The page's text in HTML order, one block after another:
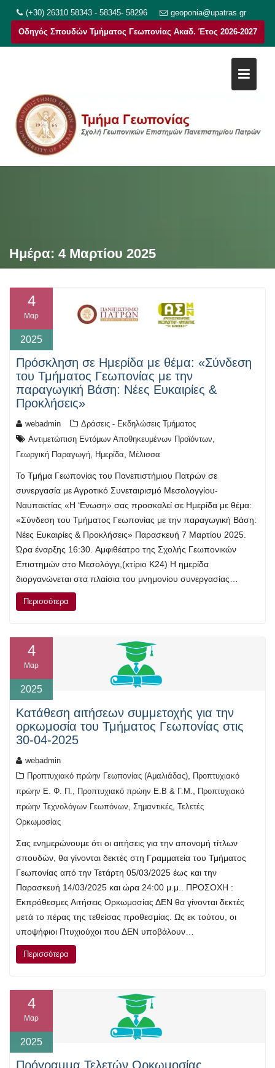
στο
περιεχόμενο
(+30) 26310 58343 - 58345- 58296 geoponia@upatras.gr
Οδηγός Σπουδών Τμήματος Γεωπονίας Ακαδ. Έτος 2026-2027
Ημέρα: 4 Μαρτίου 2025
4
Μαρ
2025
Πρόσκληση σε Ημερίδα με θέμα: «Σύνδεση
του Τμήματος Γεωπονίας με την
παραγωγική Βάση: Νέες Ευκαιρίες &
Προκλήσεις»
webadmin
Δράσεις - Εκδηλώσεις Τμήματος
Αντιμετώπιση Εντόμων Αποθηκευμένων Προϊόντων
Γεωργική Παραγωγή Ημερίδα Μέλισσα
Το Τμήμα Γεωπονίας του Πανεπιστήμιου Πατρών σε
συνεργασία με Αγροτικό Συνεταιρισμό Μεσολογγίου-
Ναυπακτίας «H ‘Ενωση» σας προσκαλεί σε Ημερίδα με θέμα:
«Σύνδεση του Τμήματος Γεωπονίας με την παραγωγική Βάση:
Νέες Ευκαιρίες & Προκλήσεις» Παρασκευή 7 Μαρτίου 2025.
Ώρα έναρξης 16:30. Aμφιθέατρο της Σχολής Γεωπονικών
Επιστημών στο Μεσολόγγι,(κτίριο Κ24) Η ημερίδα
διοργανώνεται στα πλαίσια του μνημονίου συνεργασίας…
Περισσότερα
4
Μαρ
2025
Κατάθεση αιτήσεων συμμετοχής για την
ορκωμοσία του Τμήματος Γεωπονίας στις
30-04-2025
webadmin
Προπτυχιακό πρώην Γεωπονίας (Αμαλιάδας)
Προπτυχιακό
πρώην Ε. Φ. Π.
Προπτυχιακό πρώην Ε.Β & Γ.Μ.
Προπτυχιακό
πρώην Τεχνολόγων Γεωπόνων Σημαντικές Τελετές
Ορκωμοσίας
Σας ενημερώνουμε ότι οι αιτήσεις για την απονομή τίτλων
σπουδών, θα γίνονται δεκτές στη Γραμματεία του Τμήματος
Γεωπονίας από την Τετάρτη 05/03/2025 έως και την
Παρασκευή 14/03/2025 και ώρα 24:00 μ.μ.. ΠΡΟΣΟΧΗ :
Εκπρόθεσμες Αιτήσεις Ορκωμοσίας ΔΕΝ θα γίνονται δεκτές
μετά το πέρας της τεθείσας προθεσμίας. Ως εκ τούτου, οι
υποψήφιοι Πτυχιούχοι που ΔΕΝ υποβάλουν…
Περισσότερα
4
Μαρ
2025
Πρόγραμμα Τελετών Ορκωμοσίας